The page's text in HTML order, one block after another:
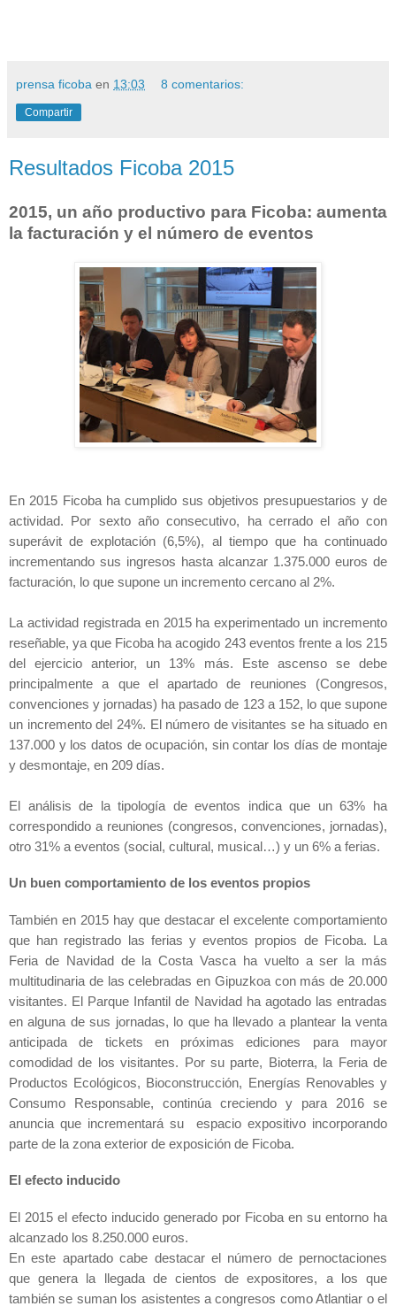
prensa ficoba en 13:03 8 comentarios:
Compartir
Resultados Ficoba 2015
2015, un año productivo para Ficoba: aumenta
la facturación y el número de eventos
En 2015 Ficoba ha cumplido sus objetivos presupuestarios y de
actividad. Por sexto año consecutivo, ha cerrado el año con
superávit de explotación (6,5%), al tiempo que ha continuado
incrementando sus ingresos hasta alcanzar 1.375.000 euros de
facturación, lo que supone un incremento cercano al 2%.
La actividad registrada en 2015 ha experimentado un incremento
reseñable, ya que Ficoba ha acogido 243 eventos frente a los 215
del ejercicio anterior, un 13% más. Este ascenso se debe
principalmente a que el apartado de reuniones (Congresos,
convenciones y jornadas) ha pasado de 123 a152, lo que supone
un incremento del 24%. El número de visitantes se ha situado en
137.000 y los datos de ocupación, sin contar los días de montaje
y desmontaje, en 209 días.
El análisis de la tipología de eventos indica que un 63% ha
correspondido a reuniones (congresos, convenciones, jornadas),
otro 31% a eventos (social, cultural, musical…) y un 6% a ferias.
Un buen comportamiento de los eventos propios
También en 2015 hay que destacar el excelente comportamiento
que han registrado las ferias y eventos propios de Ficoba.
La
Feria de Navidad de la Costa Vasca ha vuelto a ser la más
multitudinaria de las celebradas en Gipuzkoa con más de 20.000
visitantes. El Parque Infantil de Navidad ha agotado las entradas
en alguna de sus jornadas, lo que ha llevado a plantear la venta
anticipada de tickets en próximas ediciones para mayor
comodidad de los visitantes. Por su parte, Bioterra,
la Feriade
Productos Ecológicos, Bioconstrucción, Energías Renovables y
Consumo Responsable, continúa creciendo y para 2016 se
anuncia que incrementará su espacio expositivo incorporando
parte de la zona exterior de exposición de Ficoba.
El efecto inducido
El 2015 el efecto inducido generado por Ficoba en su entorno ha
alcanzado los 8.250.000 euros.
En este apartado cabe destacar el número de pernoctaciones
que genera la llegada de cientos de expositores, a los que
también se suman los asistentes a congresos como Atlantiar o el